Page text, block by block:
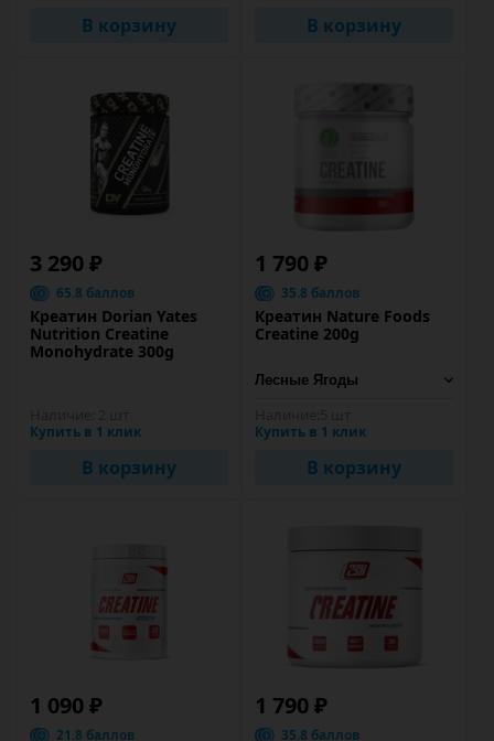
В корзину В корзину
3 290 ₽
65.8 баллов
Креатин Dorian Yates
Nutrition Creatine
Monohydrate 300g
Купить в 1 клик
В корзину
1 790 ₽
35.8 баллов
Креатин Nature Foods
Creatine 200g
Купить в 1 клик
В корзину
1 090 ₽
21.8 баллов
1 790 ₽
35.8 баллов